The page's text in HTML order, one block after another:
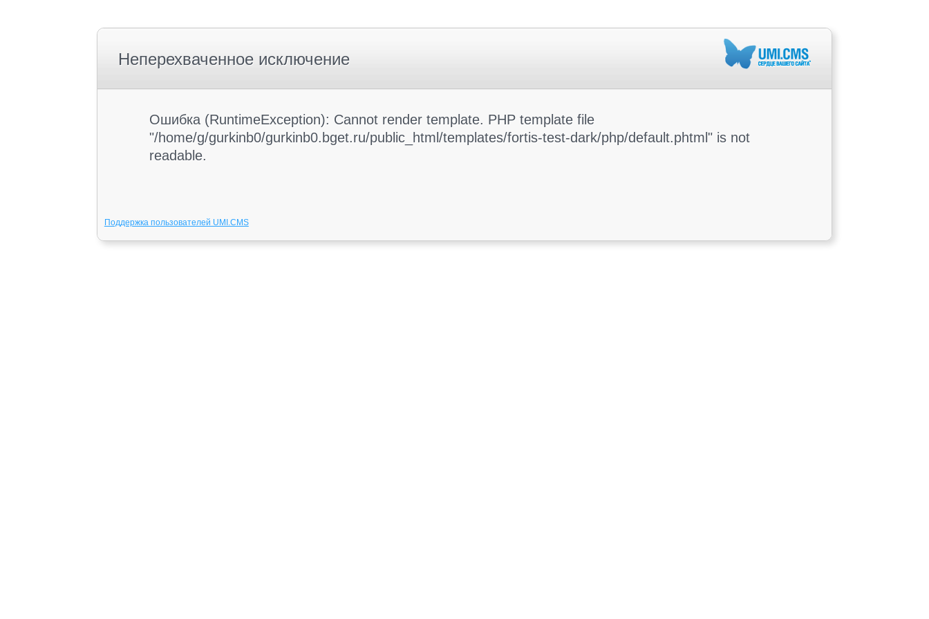
Неперехваченное исключение
Ошибка (RuntimeException): Cannot render template. PHP template file
"/home/g/gurkinb0/gurkinb0.bget.ru/public_html/templates/fortis-test-dark/php/default.phtml" is not
readable.
Поддержка пользователей UMI.CMS